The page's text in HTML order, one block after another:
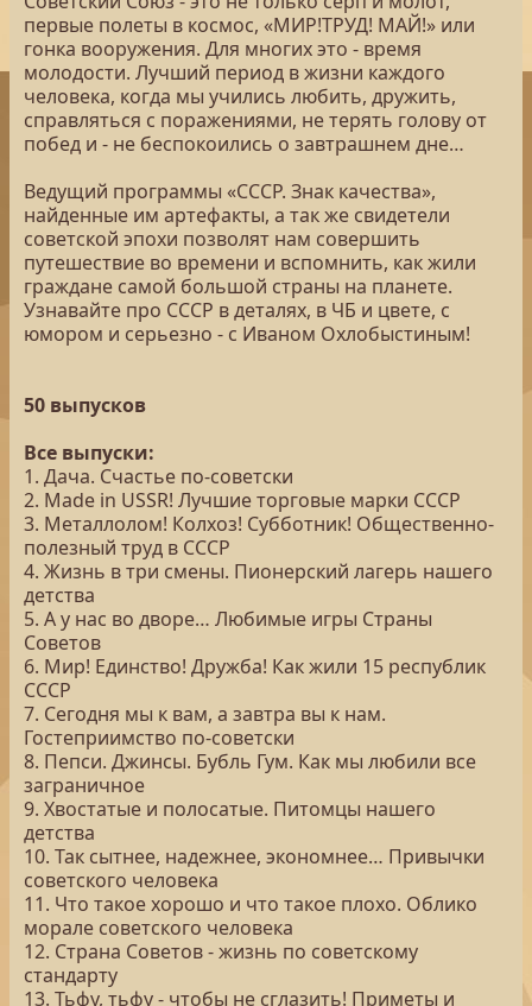
первые полеты в космос, «МИР!ТРУД! МАЙ!» или
гонка вооружения. Для многих это - время
молодости. Лучший период в жизни каждого
человека, когда мы учились любить, дружить,
справляться с поражениями, не терять голову от
побед и - не беспокоились о завтрашнем дне…
Ведущий программы «СССР. Знак качества»,
найденные им артефакты, а так же свидетели
советской эпохи позволят нам совершить
путешествие во времени и вспомнить, как жили
граждане самой большой страны на планете.
Узнавайте про СССР в деталях, в ЧБ и цвете, с
юмором и серьезно - с Иваном Охлобыстиным!
50 выпусков
Все выпуски:
1. Дача. Счастье по-советски
2. Made in USSR! Лучшие торговые марки СССР
3. Металлолом! Колхоз! Субботник! Общественно-
полезный труд в СССР
4. Жизнь в три смены. Пионерский лагерь нашего
детства
5. А у нас во дворе… Любимые игры Страны
Советов
6. Мир! Единство! Дружба! Как жили 15 республик
СССР
7. Сегодня мы к вам, а завтра вы к нам.
Гостеприимство по-советски
8. Пепси. Джинсы. Бубль Гум. Как мы любили все
заграничное
9. Хвостатые и полосатые. Питомцы нашего
детства
10. Так сытнее, надежнее, экономнее… Привычки
советского человека
11. Что такое хорошо и что такое плохо. Облико
морале советского человека
12. Страна Советов - жизнь по советскому
стандарту
13. Тьфу, тьфу - чтобы не сглазить! Приметы и